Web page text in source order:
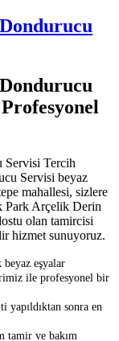
Tercih
Servisi beyaz
mahallesi, sizlere
Park Arçelik Derin
olan tamircisi
hizmet sunuyoruz.
eşyalar
ile profesyonel bir
yapıldıktan sonra en
tamir ve bakım